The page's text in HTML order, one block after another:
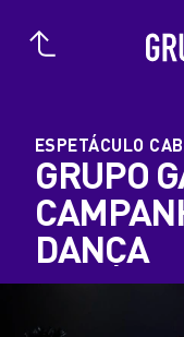
ESPETÁCULO
GRUPO
DANÇA